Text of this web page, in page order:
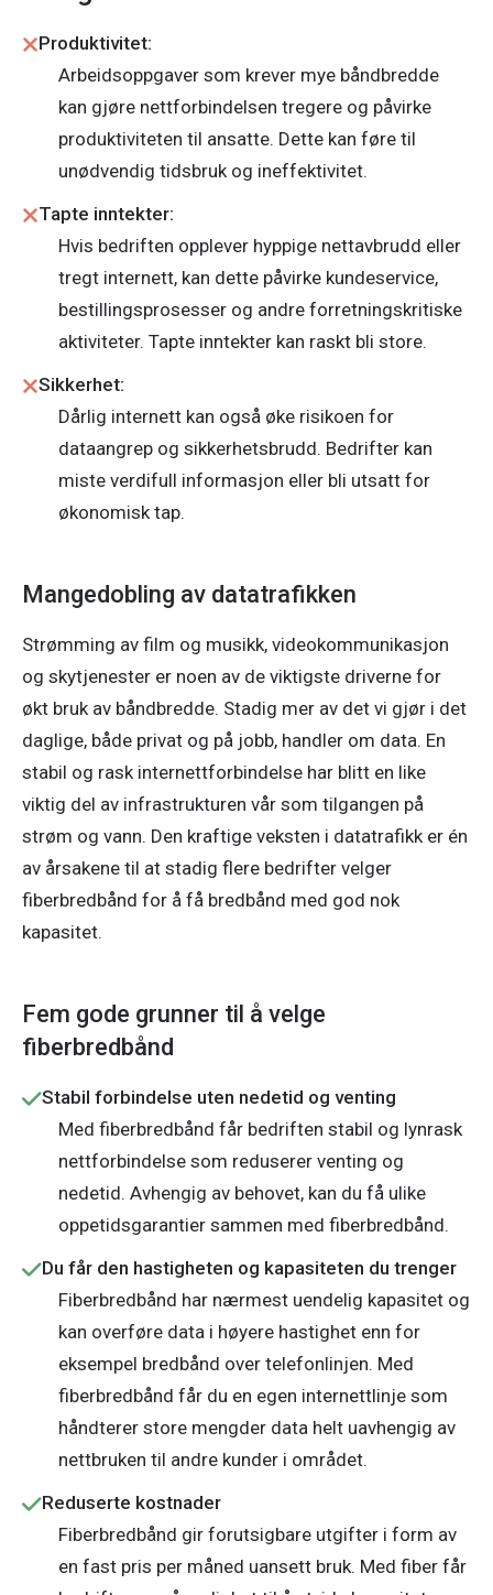
Produktivitet:
Arbeidsoppgaver som krever mye båndbredde
kan gjøre nettforbindelsen tregere og påvirke
produktiviteten til ansatte. Dette kan føre til
unødvendig tidsbruk og ineffektivitet.
Tapte inntekter:
Hvis bedriften opplever hyppige nettavbrudd eller
tregt internett, kan dette påvirke kundeservice,
bestillingsprosesser og andre forretningskritiske
aktiviteter. Tapte inntekter kan raskt bli store.
Sikkerhet:
Dårlig internett kan også øke risikoen for
dataangrep og sikkerhetsbrudd. Bedrifter kan
miste verdifull informasjon eller bli utsatt for
økonomisk tap.
Mangedobling av datatrafikken
Strømming av film og musikk, videokommunikasjon
og skytjenester er noen av de viktigste driverne for
økt bruk av båndbredde. Stadig mer av det vi gjør i det
daglige, både privat og på jobb, handler om data. En
stabil og rask internettforbindelse har blitt en like
viktig del av infrastrukturen vår som tilgangen på
strøm og vann. Den kraftige veksten i datatrafikk er én
av årsakene til at stadig flere bedrifter velger
fiberbredbånd for å få bredbånd med god nok
kapasitet.
Fem gode grunner til å velge
fiberbredbånd
Stabil forbindelse uten nedetid og venting
Med fiberbredbånd får bedriften stabil og lynrask
nettforbindelse som reduserer venting og
nedetid. Avhengig av behovet, kan du få ulike
oppetidsgarantier sammen med fiberbredbånd.
Du får den hastigheten og kapasiteten du trenger
Fiberbredbånd har nærmest uendelig kapasitet og
kan overføre data i høyere hastighet enn for
eksempel bredbånd over telefonlinjen. Med
fiberbredbånd får du en egen internettlinje som
håndterer store mengder data helt uavhengig av
nettbruken til andre kunder i området.
Reduserte kostnader
Fiberbredbånd gir forutsigbare utgifter i form av
en fast pris per måned uansett bruk. Med fiber får